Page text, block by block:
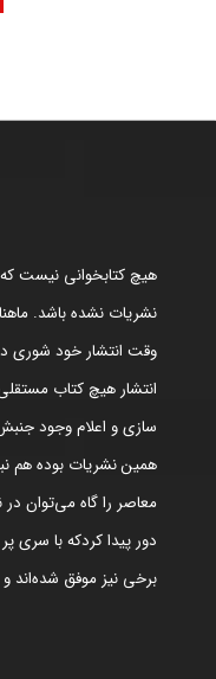
هیچ کتابخوانی نیست
نشریات نشده باشد.
وقت انتشار خود شوری
انتشار هیچ کتاب
سازی و اعلام وجود
همین نشریات بوده هم
معاصر را گاه می‌توان
دور پیدا کردکه با سری
برخی نیز موفق شده‌اند